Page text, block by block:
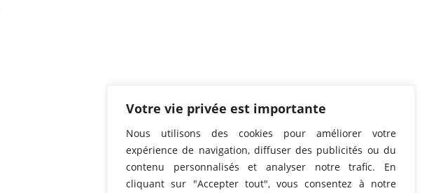
Votre vie privée est importante
Nous utilisons des cookies pour améliorer votre
expérience de navigation, diffuser des publicités ou du
contenu personnalisés et analyser notre trafic. En
cliquant sur "Accepter tout", vous consentez à notre